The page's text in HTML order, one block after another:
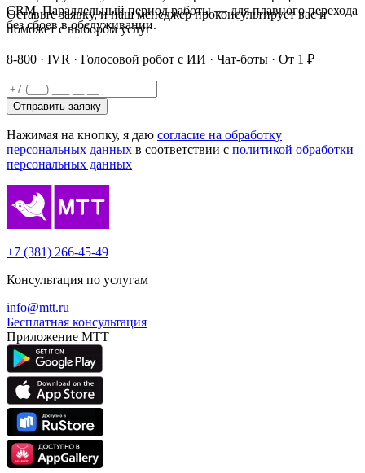
CRM. Параллельный период работы — для плавного перехода
без сбоев в обслуживании.
Оставьте заявку, и наш менеджер проконсультирует вас и
поможет с выбором услуг
8-800 · IVR · Голосовой робот с ИИ · Чат-боты · От 1 ₽
Отправить заявку
Нажимая на кнопку, я даю согласие на обработку
персональных данных в соответствии с политикой обработки
персональных данных
+7 (381) 266-45-49
Консультация по услугам
info@mtt.ru
Бесплатная консультация
Приложение МТТ